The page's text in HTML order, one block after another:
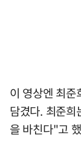
이 영상엔 최준
담겼다. 최준
을 바친다"고